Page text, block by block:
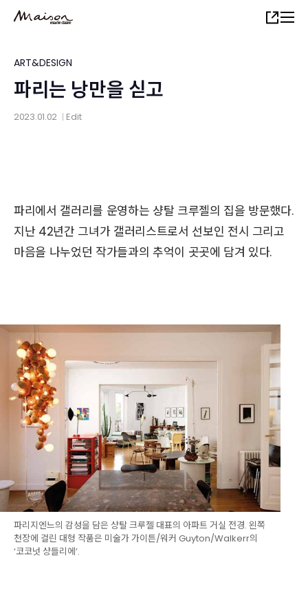
content
Share
ART&DESIGN
파리는 낭만을 싣고
2023.01.02 Edit
파리에서 갤러리를 운영하는 샹탈 크루젤의 집을 방문했다.
지난 42년간 그녀가 갤러리스트로서 선보인 전시 그리고
마음을 나누었던 작가들과의 추억이 곳곳에 담겨 있다.
파리지엔느의 감성을 담은 샹탈 크루젤 대표의 아파트 거실 전경. 왼쪽
천장에 걸린 대형 작품은 미술가 가이튼/워커 Guyton/Walkerr의
‘코코넛 샹들리에’.